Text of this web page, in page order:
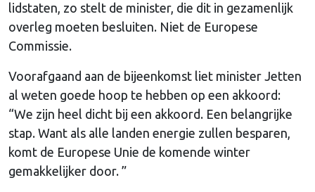
lidstaten, zo stelt de minister, die dit in gezamenlijk
overleg moeten besluiten. Niet de Europese
Commissie.
Voorafgaand aan de bijeenkomst liet minister Jetten
al weten goede hoop te hebben op een akkoord:
“We zijn heel dicht bij een akkoord. Een belangrijke
stap. Want als alle landen energie zullen besparen,
komt de Europese Unie de komende winter
gemakkelijker door. ”